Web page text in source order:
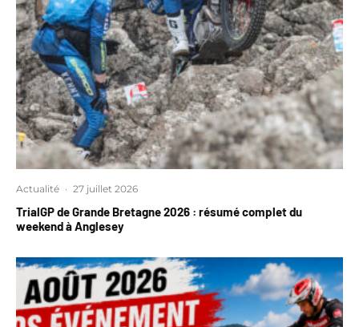
Actualité · 27 juillet 2026
TrialGP de Grande Bretagne 2026 : résumé complet du
weekend à Anglesey